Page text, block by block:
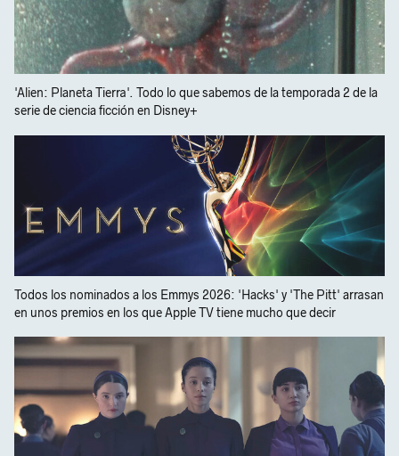
'Alien: Planeta Tierra'. Todo lo que sabemos de la temporada 2 de la
serie de ciencia ficción en Disney+
Todos los nominados a los Emmys 2026: 'Hacks' y 'The Pitt' arrasan
en unos premios en los que Apple TV tiene mucho que decir